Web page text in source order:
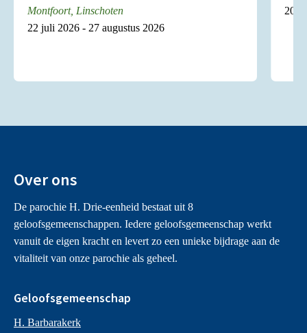
Montfoort, Linschoten
22 juli 2026 - 27 augustus 2026
20
Over ons
De parochie H. Drie-eenheid bestaat uit 8
geloofsgemeenschappen. Iedere geloofsgemeenschap werkt
vanuit de eigen kracht en levert zo een unieke bijdrage aan de
vitaliteit van onze parochie als geheel.
Geloofsgemeenschap
H. Barbarakerk